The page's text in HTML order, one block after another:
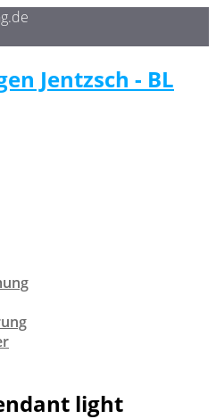
light